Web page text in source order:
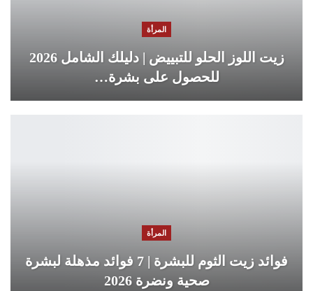
المرأة
زيت اللوز الحلو للتبييض | دليلك الشامل 2026
للحصول على بشرة…
المرأة
فوائد زيت الثوم للبشرة | 7 فوائد مذهلة لبشرة
صحية ونضرة 2026